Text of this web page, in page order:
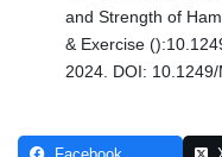
and Strength of
& Exercise
2024. DOI: